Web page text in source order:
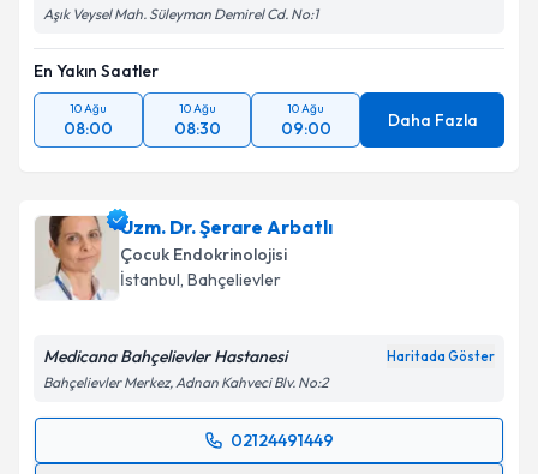
Aşık Veysel Mah. Süleyman Demirel Cd. No:1
En Yakın Saatler
10 Ağu
08:00
10 Ağu
08:30
10 Ağu
09:00 Daha Fazla
Uzm. Dr. Şerare Arbatlı
Çocuk Endokrinolojisi
İstanbul, Bahçelievler
Medicana Bahçelievler Hastanesi Haritada Göster
Bahçelievler Merkez, Adnan Kahveci Blv. No:2
02124491449
Randevu Takvimi Talebi